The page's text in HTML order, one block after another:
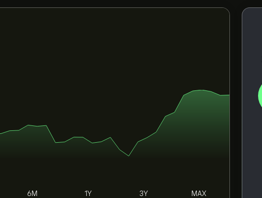
6M 1Y 3Y MAX